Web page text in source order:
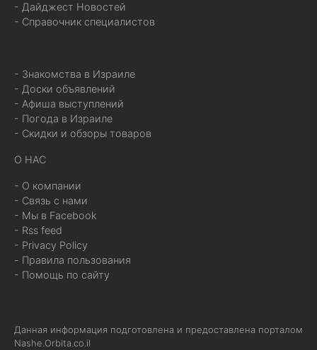
- Дайджест Новостей
- Справочник специалистов
- Знакомства в Израиле
- Доски объявлений
- Афиша выступлений
- Погода в Израиле
- Скидки и обзоры товаров
О НАС
- О компании
- Связь с нами
- Мы в Facebook
- Rss feed
- Privacy Policy
- Правила пользования
- Помощь по сайту
Данная информация подготовлена и предоставлена порталом
Nashe.Orbita.co.il